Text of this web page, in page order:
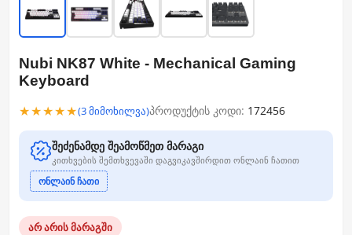
Nubi NK87 White - Mechanical Gaming
Keyboard
★★★★★(3 მიმოხილვა)პროდუქტის კოდი: 172456
შეძენამდე შეამოწმეთ მარაგი
კითხვების შემთხვევაში დაგვიკავშირდით ონლაინ ჩათით
ონლაინ ჩათი
არ არის მარაგში